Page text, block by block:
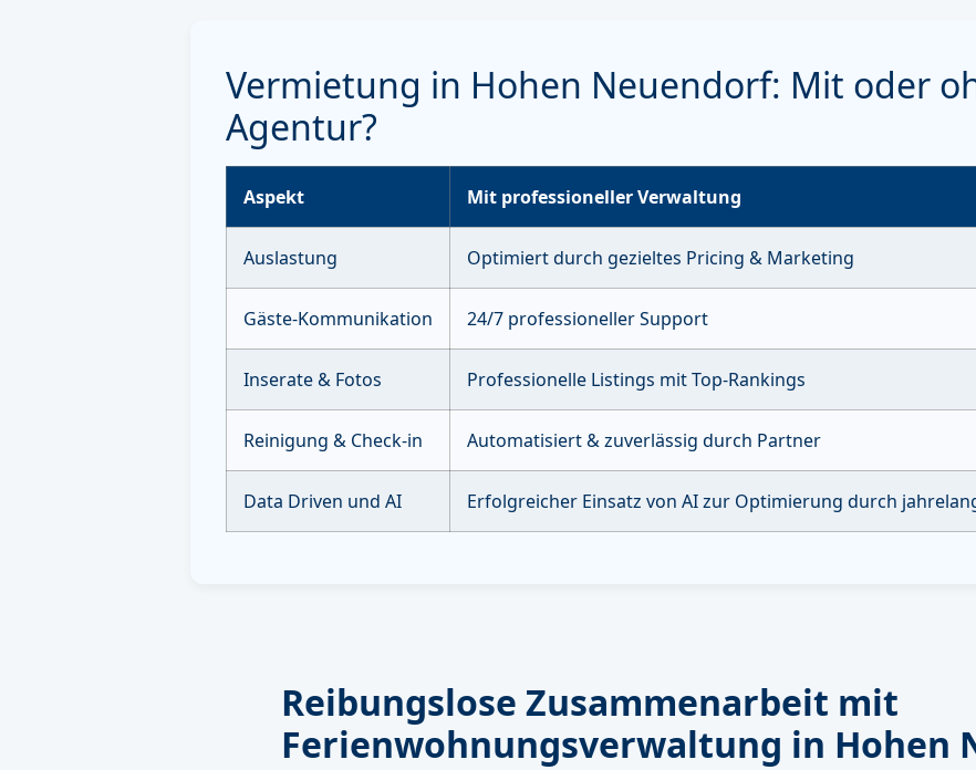
Vermietung in Hohen Neuendorf: Mit oder
Agentur?
Aspekt Mit professioneller Verwaltung
Auslastung Optimiert durch gezieltes Pricing & Marketing
Gäste-Kommunikation 24/7 professioneller Support
Inserate & Fotos Professionelle Listings mit Top-Rankings
Reinigung & Check-in Automatisiert & zuverlässig durch Partner
Data Driven und AI Erfolgreicher Einsatz von AI zur Optimierung durch
Reibungslose Zusammenarbeit mit
Ferienwohnungsverwaltung in Hohen